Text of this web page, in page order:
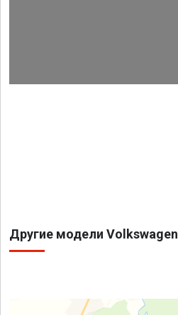
Другие модели Volkswagen